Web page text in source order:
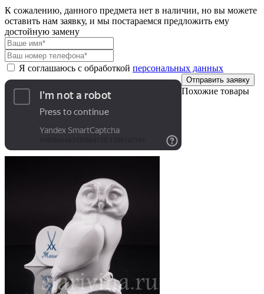
К сожалению, данного предмета нет в наличии, но вы можете
оставить нам заявку, и мы постараемся предложить ему
достойную замену
Я соглашаюсь с обработкой персональных данных
Отправить заявку
Похожие товары